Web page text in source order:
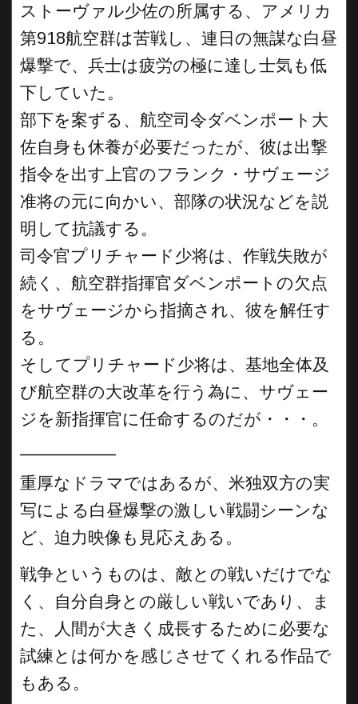
ストーヴァル少佐の所属する、アメリカ
第918航空群は苦戦し、連日の無謀な白昼
爆撃で、兵士は疲労の極に達し士気も低
下していた。
部下を案ずる、航空司令ダベンポート大
佐自身も休養が必要だったが、彼は出撃
指令を出す上官のフランク・サヴェージ
准将の元に向かい、部隊の状況などを説
明して抗議する。
司令官プリチャード少将は、作戦失敗が
続く、航空群指揮官ダベンポートの欠点
をサヴェージから指摘され、彼を解任す
る。
そしてプリチャード少将は、基地全体及
び航空群の大改革を行う為に、サヴェー
ジを新指揮官に任命するのだが・・・。
重厚なドラマではあるが、米独双方の実
写による白昼爆撃の激しい戦闘シーンな
ど、迫力映像も見応えある。
戦争というものは、敵との戦いだけでな
く、自分自身との厳しい戦いであり、ま
た、人間が大きく成長するために必要な
試練とは何かを感じさせてくれる作品で
もある。